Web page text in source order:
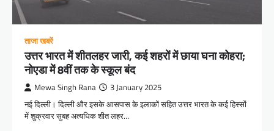
ताजा खबरें
उत्तर भारत में शीतलहर जारी, कई शहरों में छाया घना कोहरा;
नोएडा में 8वीं तक के स्कूल बंद
Mewa Singh Rana 3 January 2025
नई दिल्ली। दिल्ली और इसके आसपास के इलाकों सहित उत्तर भारत के कई हिस्सों
में शुक्रवार सुबह अत्यधिक शीत लहर…